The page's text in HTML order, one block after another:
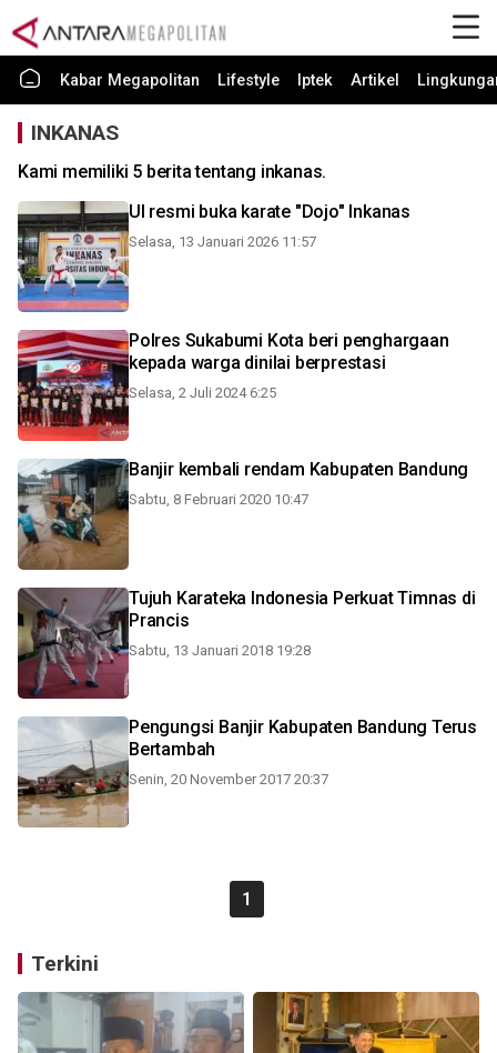
Kabar Megapolitan Lifestyle Iptek Artikel
INKANAS
Kami memiliki 5 berita tentang inkanas.
UI resmi buka karate "Dojo" Inkanas
Selasa, 13 Januari 2026 11:57
Polres Sukabumi Kota beri penghargaan
kepada warga dinilai berprestasi
Selasa, 2 Juli 2024 6:25
Banjir kembali rendam Kabupaten Bandung
Sabtu, 8 Februari 2020 10:47
Tujuh Karateka Indonesia Perkuat Timnas di
Prancis
Sabtu, 13 Januari 2018 19:28
Pengungsi Banjir Kabupaten Bandung Terus
Bertambah
Senin, 20 November 2017 20:37
1
Terkini